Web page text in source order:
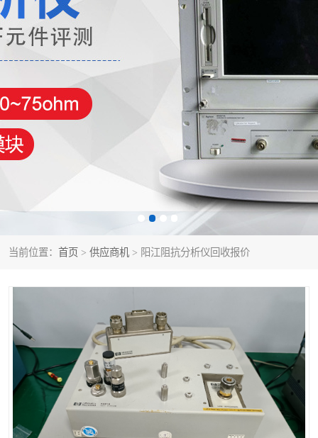
当前位置： 首页 > 供应商机 > 阳江阻抗分析仪回收报价
万用表 综合测试仪
蓝牙测试仪 网络分析仪
过程校验仪 电桥测试仪
泰克示波器 电池测试仪
函数信号发生器
校准件
阻抗分析仪